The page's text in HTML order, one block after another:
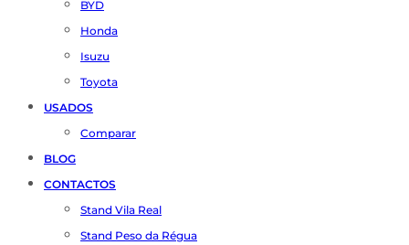
BYD
Honda
Isuzu
Toyota
USADOS
Comparar
BLOG
CONTACTOS
Stand Vila Real
Stand Peso da Régua